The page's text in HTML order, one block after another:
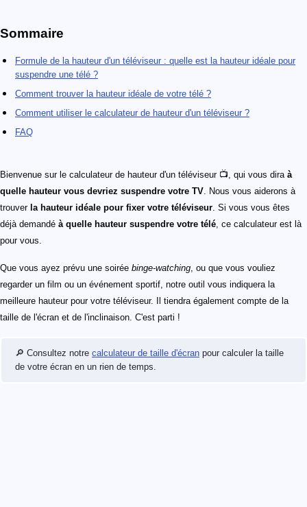
Sommaire
Formule de la hauteur d'un téléviseur : quelle est la hauteur idéale pour
suspendre une télé ?
Comment trouver la hauteur idéale de votre télé ?
Comment utiliser le calculateur de hauteur d'un téléviseur ?
FAQ
Bienvenue sur le calculateur de hauteur d'un téléviseur 📺, qui vous dira à
quelle hauteur vous devriez suspendre votre TV . Nous vous aiderons à
trouver la hauteur idéale pour fixer votre téléviseur . Si vous vous êtes
déjà demandé à quelle hauteur suspendre votre télé , ce calculateur est là
pour vous.
Que vous ayez prévu une soirée binge-watching , ou que vous vouliez
regarder un film ou un événement sportif, notre outil vous indiquera la
meilleure hauteur pour votre téléviseur. Il tiendra également compte de la
taille de l'écran et de l'inclinaison. C'est parti !
🔎 Consultez notre calculateur de taille d'écran pour calculer la taille
de votre écran en un rien de temps.